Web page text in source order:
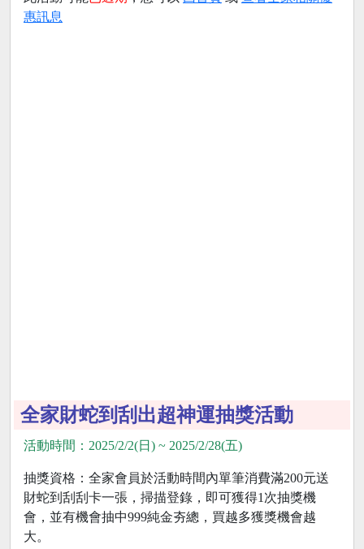
惠訊息
全家財蛇到刮出超神運抽獎活動
活動時間：2025/2/2(日) ~ 2025/2/28(五)
抽獎資格：全家會員於活動時間內單筆消費滿200元送
財蛇到刮刮卡一張，掃描登錄，即可獲得1次抽獎機
會，並有機會抽中999純金夯總，買越多獲獎機會越
大。